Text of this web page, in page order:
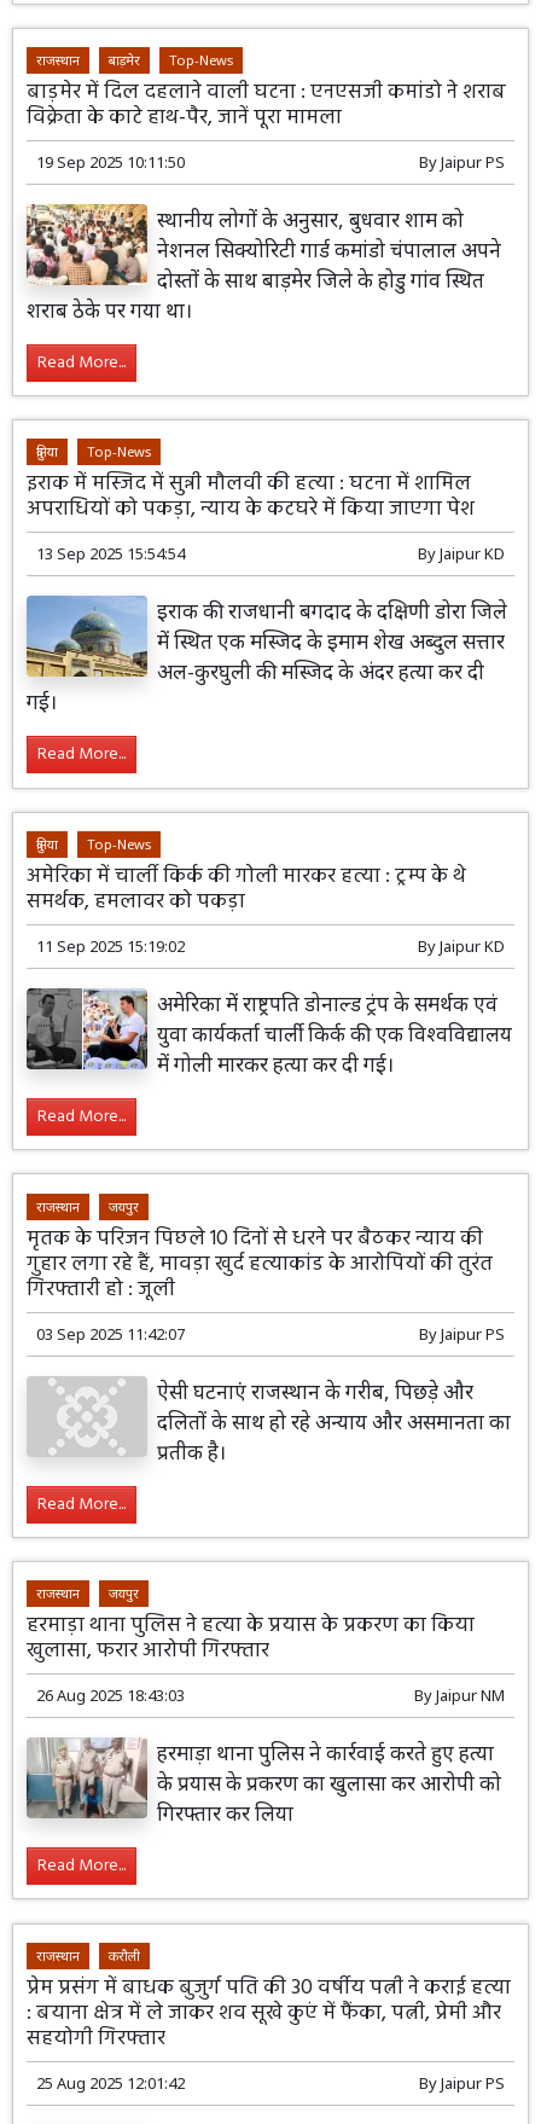
राजस्थान बाड़मेर Top-News
बाड़मेर में दिल दहलाने वाली घटना : एनएसजी कमांडो ने शराब
विक्रेता के काटे हाथ-पैर, जानें पूरा मामला
19 Sep 2025 10:11:50 ByJaipur PS
स्थानीय लोगों के अनुसार, बुधवार शाम को
नेशनल सिक्योरिटी गार्ड कमांडो चंपालाल अपने
दोस्तों के साथ बाड़मेर जिले के होडु गांव स्थित
शराब ठेके पर गया था।
Read More...
दुनिया Top-News
इराक में मस्जिद में सुन्नी मौलवी की हत्या : घटना में शामिल
अपराधियों को पकड़ा, न्याय के कटघरे में किया जाएगा पेश
13 Sep 2025 15:54:54 ByJaipur KD
इराक की राजधानी बगदाद के दक्षिणी डोरा जिले
में स्थित एक मस्जिद के इमाम शेख अब्दुल सत्तार
अल-कुरघुली की मस्जिद के अंदर हत्या कर दी
गई।
Read More...
दुनिया Top-News
अमेरिका में चार्ली किर्क की गोली मारकर हत्या : ट्रम्प के थे
समर्थक, हमलावर को पकड़ा
11 Sep 2025 15:19:02 ByJaipur KD
अमेरिका में राष्ट्रपति डोनाल्ड ट्रंप के समर्थक एवं
युवा कार्यकर्ता चार्ली किर्क की एक विश्वविद्यालय
में गोली मारकर हत्या कर दी गई।
Read More...
राजस्थान जयपुर
मृतक के परिजन पिछले 10 दिनों से धरने पर बैठकर न्याय की
गुहार लगा रहे हैं, मावड़ा खुर्द हत्याकांड के आरोपियों की तुरंत
गिरफ्तारी हो : जूली
03 Sep 2025 11:42:07 ByJaipur PS
ऐसी घटनाएं राजस्थान के गरीब, पिछड़े और
दलितों के साथ हो रहे अन्याय और असमानता का
प्रतीक है।
Read More...
राजस्थान जयपुर
हरमाड़ा थाना पुलिस ने हत्या के प्रयास के प्रकरण का किया
खुलासा, फरार आरोपी गिरफ्तार
26 Aug 2025 18:43:03 ByJaipur NM
हरमाड़ा थाना पुलिस ने कार्रवाई करते हुए हत्या
के प्रयास के प्रकरण का खुलासा कर आरोपी को
गिरफ्तार कर लिया
Read More...
राजस्थान करौली
प्रेम प्रसंग में बाधक बुजुर्ग पति की 30 वर्षीय पत्नी ने कराई हत्या
: बयाना क्षेत्र में ले जाकर शव सूखे कुएं में फैंका, पत्नी, प्रेमी और
सहयोगी गिरफ्तार
25 Aug 2025 12:01:42 ByJaipur PS